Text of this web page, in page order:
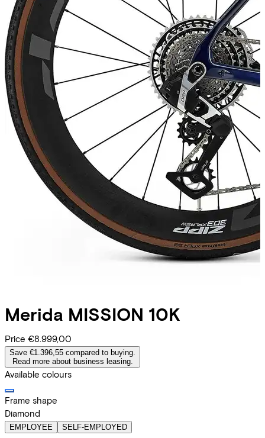
Merida MISSION 10K
Price €8.999,00
Save €1.396,55 compared to buying.
Read more about business leasing.
Available colours
Frame shape
Diamond
EMPLOYEE SELF-EMPLOYED